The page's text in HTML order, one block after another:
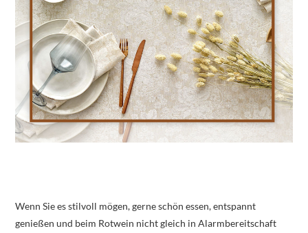
Wenn Sie es stilvoll mögen, gerne schön essen, entspannt
genießen und beim Rotwein nicht gleich in Alarmbereitschaft